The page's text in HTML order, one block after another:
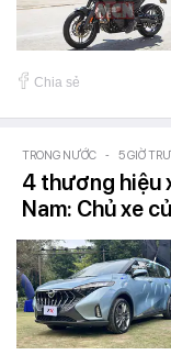
Chia sẻ
TRONG NƯỚC - 5 GIỜ
4 thương hiệu
Nam: Chủ xe